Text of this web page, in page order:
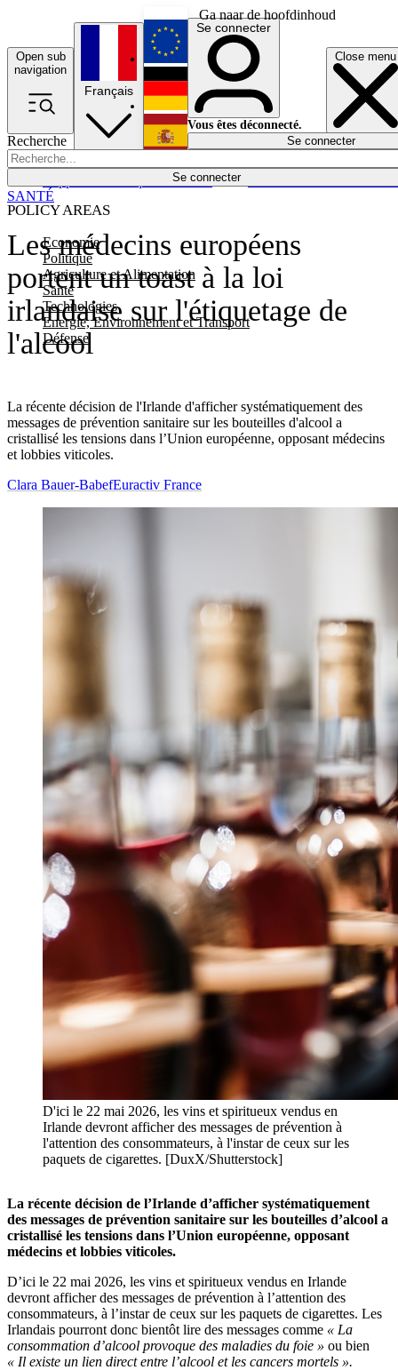
Ga naar de hoofdinhoud
Open sub
navigation
Close menu
Recherche
Se connecter
POLICY AREAS
Economie
Politique
Agriculture et Alimentation
Santé
Technologies
Energie, Environnement et Transport
Défense
Économie
Français
English
Deutsch
Español
Se connecter
Vous êtes déconnecté.
Se connecter
Les médecins européens
portent un toast à la loi
irlandaise sur l'étiquetage de
l'alcool
La récente décision de l'Irlande d'afficher systématiquement des
messages de prévention sanitaire sur les bouteilles d'alcool a
cristallisé les tensions dans l’Union européenne, opposant médecins
et lobbies viticoles.
SANTÉ
Clara Bauer-BabefEuractiv France
D'ici le 22 mai 2026, les vins et spiritueux vendus en
Irlande devront afficher des messages de prévention à
l'attention des consommateurs, à l'instar de ceux sur les
paquets de cigarettes. [DuxX/Shutterstock]
La récente décision de l’Irlande d’afficher systématiquement
des messages de prévention sanitaire sur les bouteilles d’alcool a
cristallisé les tensions dans l’Union européenne, opposant
médecins et lobbies viticoles.
D’ici le 22 mai 2026, les vins et spiritueux vendus en Irlande
devront afficher des messages de prévention à l’attention des
consommateurs, à l’instar de ceux sur les paquets de cigarettes. Les
Irlandais pourront donc bientôt lire des messages comme « La
consommation d’alcool provoque des maladies du foie » ou bien
« Il existe un lien direct entre l’alcool et les cancers mortels ».